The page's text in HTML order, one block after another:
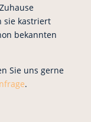
sie kastriert
bekannten
Sie uns gerne
.